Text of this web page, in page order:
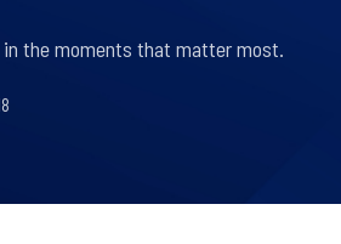
the moments that matter most.